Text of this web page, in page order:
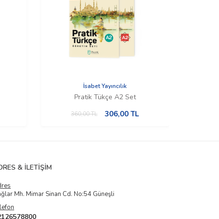
İsabet Yayıncılık
Pratik Tükçe A2 Set
360,00TL 306,00 TL
& İLETIŞIM
Mh. Mimar Sinan Cd. No:54 Güneşli